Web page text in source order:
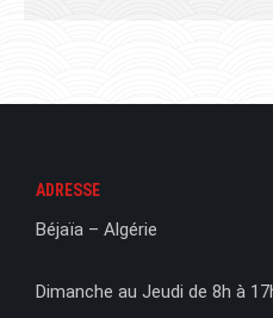
ADRESSE
Béjaïa – Algérie
Dimanche au Jeudi de 8h à